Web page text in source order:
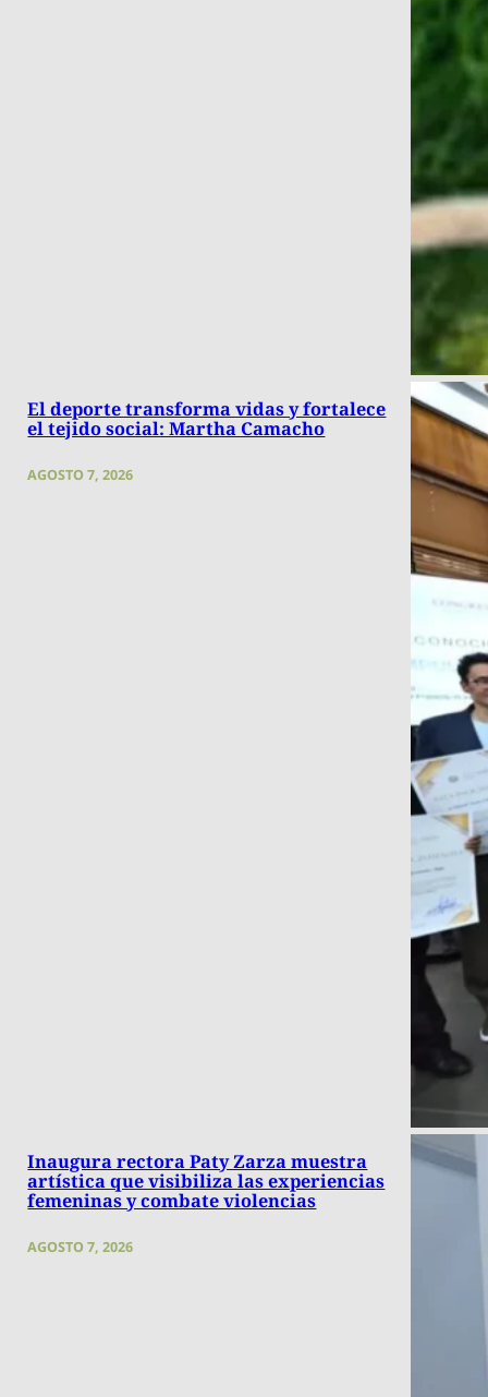
El deporte transforma vidas y fortalece
el tejido social: Martha Camacho
AGOSTO 7, 2026
Inaugura rectora Paty Zarza muestra
artística que visibiliza las experiencias
femeninas y combate violencias
AGOSTO 7, 2026